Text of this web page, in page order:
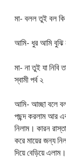
মা- বলল তুই বল কি
আমি- ধুর আমি বুঝি
মা- না তুই যা
স্বামী পর্ব ২
আমি- আচ্ছা বলে
পছন্দ করলাম আর
নিলাম। কারন
করে মায়ের জন্য
দিয়ে বেড়িয়ে এলাম।